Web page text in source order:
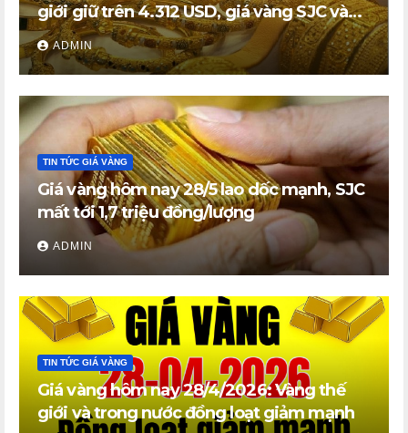
giới giữ trên 4.312 USD, giá vàng SJC và
vàng nhẫn trong nước đi ngang
ADMIN
TIN TỨC GIÁ VÀNG
Giá vàng hôm nay 28/5 lao dốc mạnh, SJC
mất tới 1,7 triệu đồng/lượng
ADMIN
TIN TỨC GIÁ VÀNG
Giá vàng hôm nay 28/4/2026: Vàng thế
giới và trong nước đồng loạt giảm mạnh